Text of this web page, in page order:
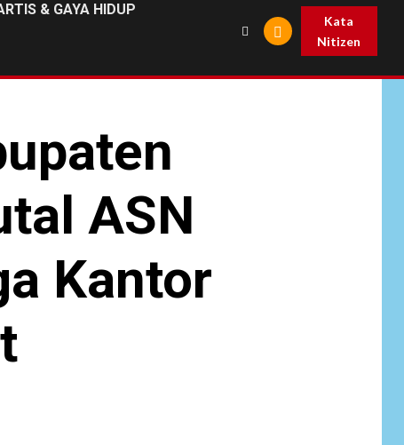
& GAYA HIDUP
Kata
Nitizen
ASN
Kantor